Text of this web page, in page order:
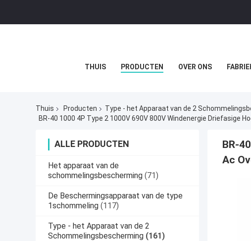
THUIS PRODUCTEN OVER ONS
Thuis Producten
Type - het Apparaat van de 2
ALLE PRODUCTEN
Het apparaat van de
schommelingsbescherming (71)
De Beschermingsapparaat van de type
1schommeling (117)
Type - het Apparaat van de 2
Schommelingsbescherming (161)
BR-
Ac